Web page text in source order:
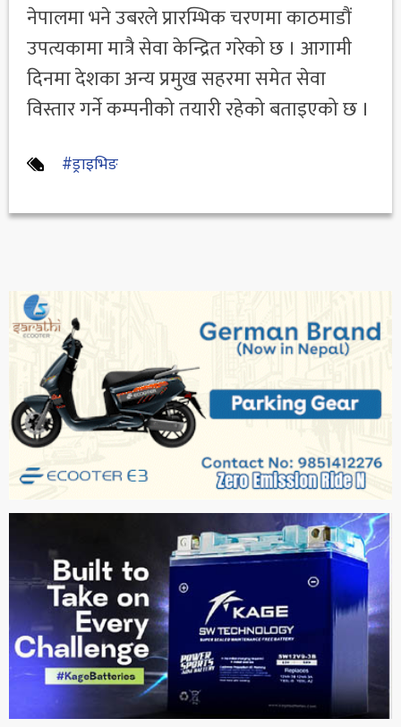
नेपालमा भने उबरले प्रारम्भिक चरणमा काठमाडौं
उपत्यकामा मात्रै सेवा केन्द्रित गरेको छ । आगामी
दिनमा देशका अन्य प्रमुख सहरमा समेत सेवा
विस्तार गर्ने कम्पनीको तयारी रहेको बताइएको छ ।
#ड्राइभिङ